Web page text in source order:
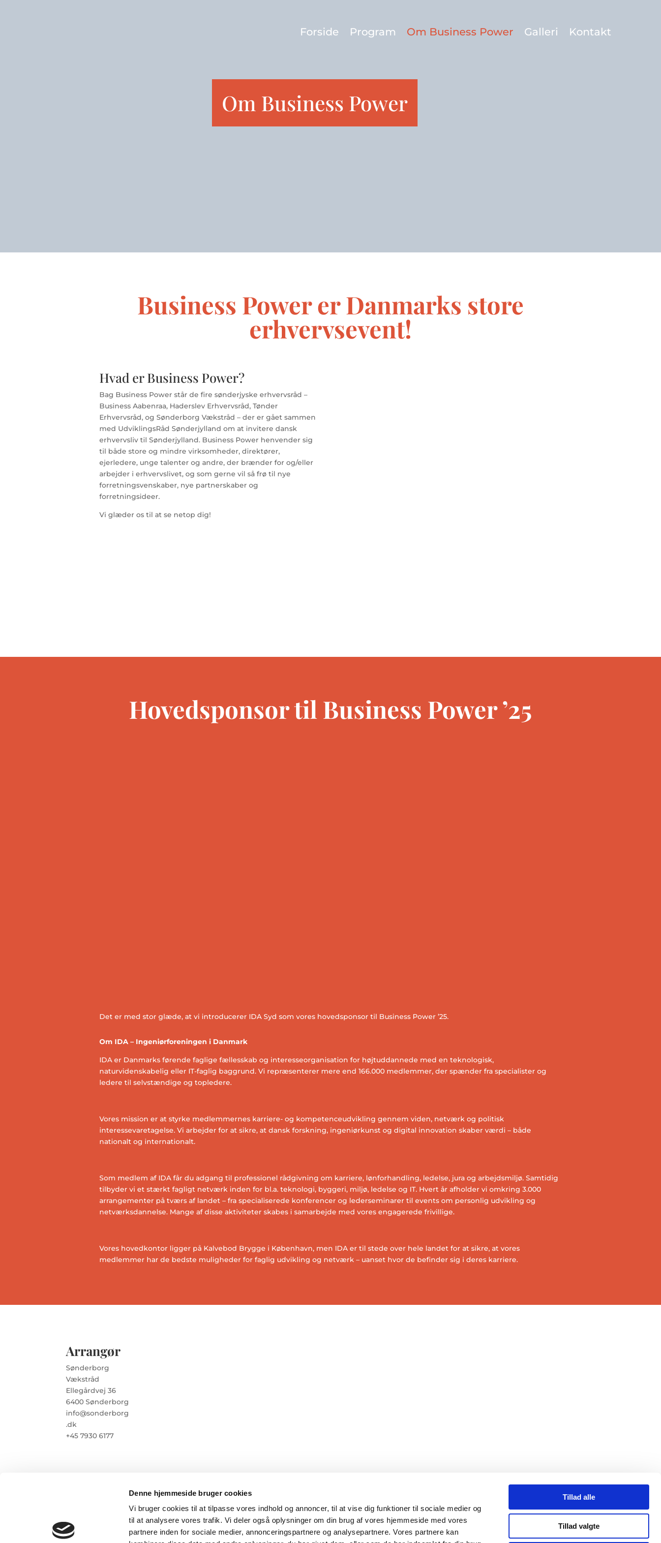
Denne hjemmeside bruger cookies
Vi bruger cookies til at tilpasse vores indhold og annoncer, til at vise dig funktioner til sociale medier og
til at analysere vores trafik. Vi deler også oplysninger om din brug af vores hjemmeside med vores
partnere inden for sociale medier, annonceringspartnere og analysepartnere. Vores partnere kan
Tillad alle
Tillad valgte
Forside Program Om Business Power Galleri Kontakt
Om Business Power
Business Power er Danmarks store
erhvervsevent!
Hvad er Business Power?
Bag Business Power står de fire sønderjyske erhvervsråd –
Business Aabenraa, Haderslev Erhvervsråd, Tønder
Erhvervsråd, og Sønderborg Vækstråd – der er gået sammen
med UdviklingsRåd Sønderjylland om at invitere dansk
erhvervsliv til Sønderjylland. Business Power henvender sig
til både store og mindre virksomheder, direktører,
ejerledere, unge talenter og andre, der brænder for og/eller
arbejder i erhvervslivet, og som gerne vil så frø til nye
forretningsvenskaber, nye partnerskaber og
forretningsideer.
Vi glæder os til at se netop dig!
Hovedsponsor til Business Power ’25
Det er med stor glæde, at vi introducerer IDA Syd som vores hovedsponsor til Business Power ’25.
Om IDA – Ingeniørforeningen i Danmark
IDA er Danmarks førende faglige fællesskab og interesseorganisation for højtuddannede med en teknologisk,
naturvidenskabelig eller IT-faglig baggrund. Vi repræsenterer mere end 166.000 medlemmer, der spænder fra specialister og
ledere til selvstændige og topledere.
Vores mission er at styrke medlemmernes karriere- og kompetenceudvikling gennem viden, netværk og politisk
interessevaretagelse. Vi arbejder for at sikre, at dansk forskning, ingeniørkunst og digital innovation skaber værdi – både
nationalt og internationalt.
Som medlem af IDA får du adgang til professionel rådgivning om karriere, lønforhandling, ledelse, jura og arbejdsmiljø. Samtidig
tilbyder vi et stærkt fagligt netværk inden for bl.a. teknologi, byggeri, miljø, ledelse og IT. Hvert år afholder vi omkring 3.000
arrangementer på tværs af landet – fra specialiserede konferencer og lederseminarer til events om personlig udvikling og
netværksdannelse. Mange af disse aktiviteter skabes i samarbejde med vores engagerede frivillige.
Vores hovedkontor ligger på Kalvebod Brygge i København, men IDA er til stede over hele landet for at sikre, at vores
medlemmer har de bedste muligheder for faglig udvikling og netværk – uanset hvor de befinder sig i deres karriere.
Arrangør
Sønderborg
Vækstråd
Ellegårdvej 36
6400 Sønderborg
info@sonderborg
.dk
+45 7930 6177